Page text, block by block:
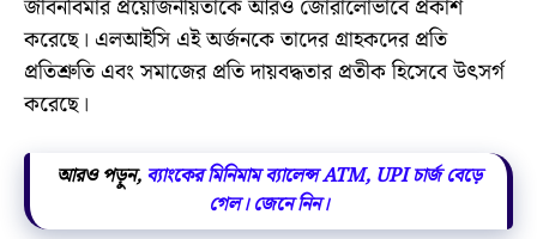
জীবনবিমার প্রয়োজনীয়তাকে আরও জোরালোভাবে প্রকাশ
করেছে। এলআইসি এই অর্জনকে তাদের গ্রাহকদের প্রতি
প্রতিশ্রুতি এবং সমাজের প্রতি দায়বদ্ধতার প্রতীক হিসেবে উৎসর্গ
করেছে।
আরও পড়ুন, ব্যাংকের মিনিমাম ব্যালেন্স ATM, UPI চার্জ বেড়ে
গেল। জেনে নিন।